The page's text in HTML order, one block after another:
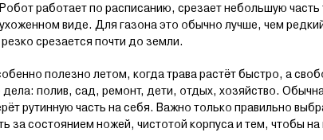
работает по расписанию, срезает небольшую
виде. Для газона это обычно лучше, чем
срезается почти до земли.
полезно летом, когда трава растёт быстро, а
полив, сад, ремонт, дети, отдых, хозяйство.
рутинную часть на себя. Важно только правильно
за состоянием ножей, чистотой корпуса и тем, чтобы